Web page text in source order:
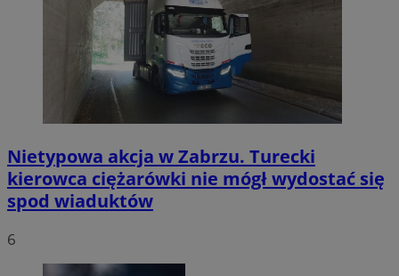
Nietypowa akcja w Zabrzu. Turecki
kierowca ciężarówki nie mógł wydostać się
spod wiaduktów
6